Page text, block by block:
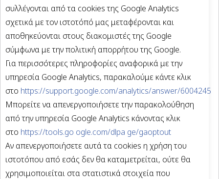
συλλέγονται από τα cookies της Google Analytics
σχετικά με τον ιστοτόπό μας μεταφέρονται και
αποθηκεύονται στους διακομιστές της Google
σύμφωνα με την πολιτική απορρήτου της Google.
Για περισσότερες πληροφορίες αναφορικά με την
υπηρεσία Google Analytics, παρακαλούμε κάντε κλικ
στο https://support.google.com/analytics/answer/6004245
Μπορείτε να απενεργοποιήσετε την παρακολούθηση
από την υπηρεσία Google Analytics κάνοντας κλικ
στο https://tools.go ogle.com/dlpa ge/gaoptout
Αν απενεργοποιήσετε αυτά τα cookies η χρήση του
ιστοτόπου από εσάς δεν θα καταμετρείται, ούτε θα
χρησιμοποιείται στα στατιστικά στοιχεία που